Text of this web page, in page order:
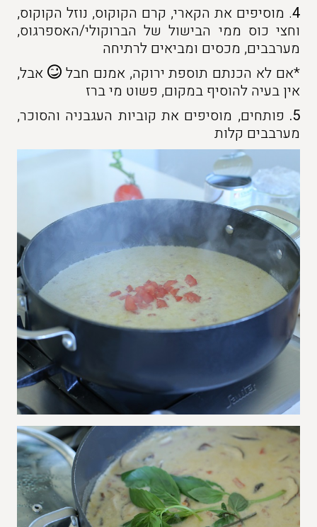
4. מוסיפים את הקארי, קרם הקוקוס, נוזל הקוקוס,
וחצי כוס ממי הבישול של הברוקולי/האספרגוס,
מערבבים, מכסים ומביאים לרתיחה
*אם לא הכנתם תוספת ירוקה, אמנם חבל
אבל,
אין בעיה להוסיף במקום, פשוט מי ברז
5. פותחים, מוסיפים את קוביות העגבניה והסוכר,
מערבבים קלות